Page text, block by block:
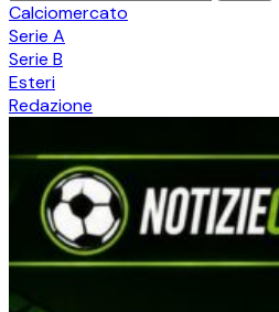
Calciomercato
Serie A
Serie B
Esteri
Redazione